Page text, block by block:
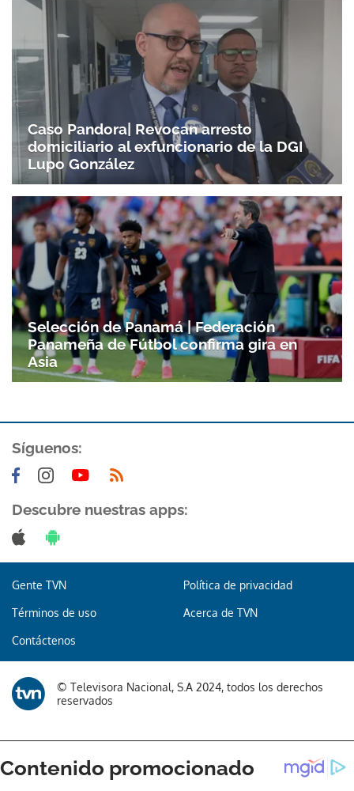
Caso Pandora| Revocan arresto
domiciliario al exfuncionario de la DGI
Lupo González
Selección de Panamá | Federación
Panameña de Fútbol confirma gira en
Asia
Síguenos:
Descubre nuestras apps:
Gente TVN Política de privacidad
Términos de uso Acerca de TVN
Contáctenos
© Televisora Nacional, S.A 2024, todos los derechos
reservados